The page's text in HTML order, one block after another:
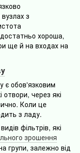
з
хороша,
ще й на входах на
є обов'язковим
через які
Коли це
з ладу.
фільтрів, які
зрошення
групи, залежно від